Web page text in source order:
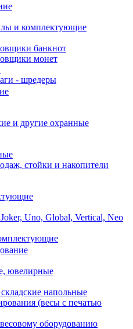
и комплектующие
банкнот
монет
- шредеры
и другие охранные
стойки и накопители
Uno, Global, Vertical, Neo
ювелирные
напольные
(весы с печатью
оборудованию